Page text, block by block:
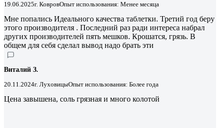
19.06.2025г. КовровОпыт использования: Менее месяца
Мне попались Идеального качества таблетки. Третий год беру
этого производителя . Последний раз ради интереса набрал
других производителей пять мешков. Крошатся, грязь. В
общем для себя сделал вывод надо брать эти
Виталий З.
20.11.2024г. ЛуховицыОпыт использования: Более года
Цена завышена, соль грязная и много колотой